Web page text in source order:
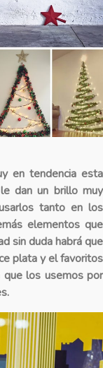
en tendencia esta
dan un brillo muy
tanto en los
elementos que
sin duda habrá que
plata y el favoritos
los usemos por